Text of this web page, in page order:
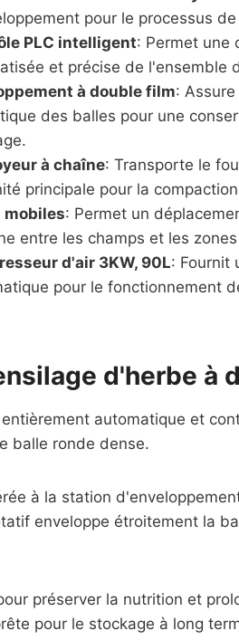
pour le processus
PLC intelligent: Permet une
et précise de l'ensemble
à double film:
des balles pour une
à chaîne: Transporte le
principale pour la
mobiles: Permet un
entre les champs et les
d'air 3KW, 90L: Fournit
pour le fonctionnement
d'herbe à
automatique et
balle ronde dense.
à la station
enveloppe étroitement la
préserver la nutrition et
pour le stockage à long